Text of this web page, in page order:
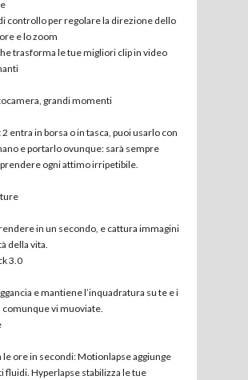
controllo per regolare la direzione dello
e lo zoom
trasforma le tue migliori clip in video
grandi momenti
2 entra in borsa o in tasca, puoi usarlo con
e portarlo ovunque: sarà sempre
ogni attimo irripetibile.
in un secondo, e cattura immagini
della vita.
3.0
e mantiene l’inquadratura su te e i
comunque vi muoviate.
le ore in secondi: Motionlapse aggiunge
fluidi. Hyperlapse stabilizza le tue